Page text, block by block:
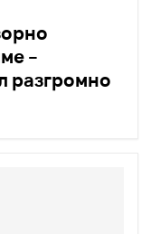
–
разгромно